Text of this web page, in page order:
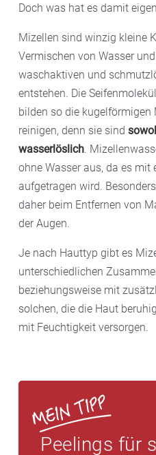
Doch was hat es damit
Mizellen sind winzig kleine
Vermischen von Wasser
waschaktiven und
entstehen. Die
bilden so die kugelförmigen
reinigen, denn sie sind
wasserlöslich.
ohne Wasser aus, da es mit
aufgetragen wird.
daher beim Entfernen von
der Augen.
Je nach Hauttyp gibt es
unterschiedlichen
beziehungsweise mit
solchen, die die Haut
mit Feuchtigkeit versorgen.
Peelings für